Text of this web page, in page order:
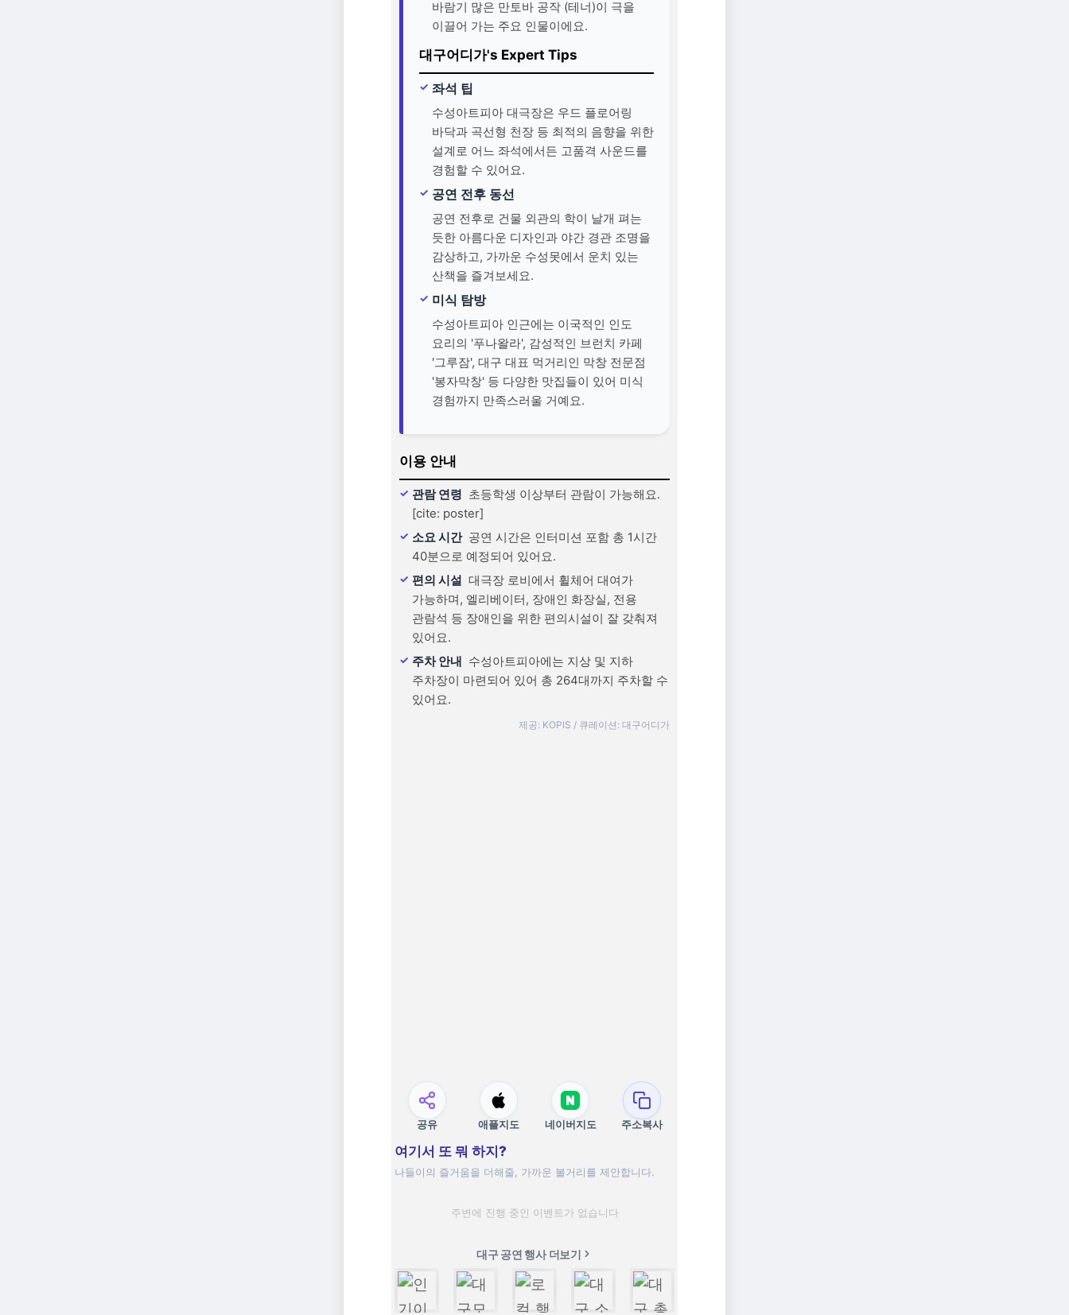
바람기 많은 만토바 공작 (테너)이 극을
이끌어 가는 주요 인물이에요.
대구어디가's Expert Tips
좌석 팁
수성아트피아 대극장은 우드 플로어링
바닥과 곡선형 천장 등 최적의 음향을 위한
설계로 어느 좌석에서든 고품격 사운드를
경험할 수 있어요.
공연 전후 동선
공연 전후로 건물 외관의 학이 날개 펴는
듯한 아름다운 디자인과 야간 경관 조명을
감상하고, 가까운 수성못에서 운치 있는
산책을 즐겨보세요.
미식 탐방
수성아트피아 인근에는 이국적인 인도
요리의 '푸나왈라', 감성적인 브런치 카페
'그루잠', 대구 대표 먹거리인 막창 전문점
'봉자막창' 등 다양한 맛집들이 있어 미식
경험까지 만족스러울 거예요.
이용 안내
관람 연령 초등학생 이상부터 관람이 가능해요.
[cite: poster]
소요 시간 공연 시간은 인터미션 포함 총 1시간
40분으로 예정되어 있어요.
편의 시설 대극장 로비에서 휠체어 대여가
가능하며, 엘리베이터, 장애인 화장실, 전용
관람석 등 장애인을 위한 편의시설이 잘 갖춰져
있어요.
주차 안내 수성아트피아에는 지상 및 지하
주차장이 마련되어 있어 총 264대까지 주차할 수
있어요.
제공: KOPIS / 큐레이션: 대구어디가
공유 애플지도 네이버지도 주소복사
여기서 또 뭐 하지?
나들이의 즐거움을 더해줄, 가까운 볼거리를 제안합니다.
주변에 진행 중인 이벤트가 없습니다
대구 공연 행사 더보기